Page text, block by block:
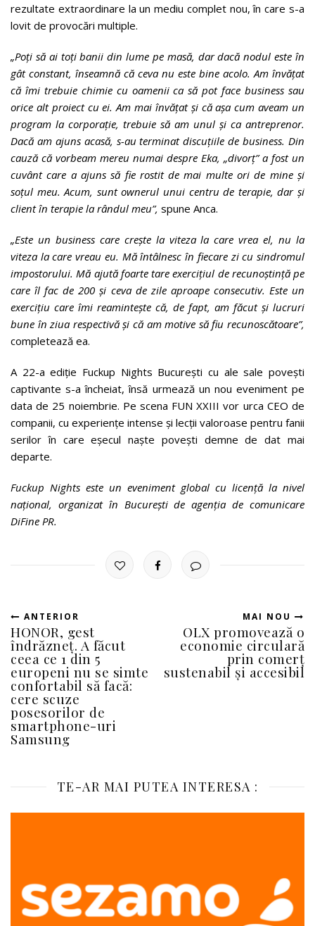
rezultate extraordinare la un mediu complet nou, în care s-a
lovit de provocări multiple.
„Poți să ai toți banii din lume pe masă, dar dacă nodul este în
gât constant, înseamnă că ceva nu este bine acolo. Am învățat
că îmi trebuie chimie cu oamenii ca să pot face business sau
orice alt proiect cu ei. Am mai învățat și că așa cum aveam un
program la corporație, trebuie să am unul și ca antreprenor.
Dacă am ajuns acasă, s-au terminat discuțiile de business. Din
cauză că vorbeam mereu numai despre Eka, „divorț” a fost un
cuvânt care a ajuns să fie rostit de mai multe ori de mine și
soțul meu. Acum, sunt ownerul unui centru de terapie, dar și
client în terapie la rândul meu”, spune Anca.
„Este un business care crește la viteza la care vrea el, nu la
viteza la care vreau eu. Mă întâlnesc în fiecare zi cu sindromul
impostorului. Mă ajută foarte tare exercițiul de recunoștință pe
care îl fac de 200 și ceva de zile aproape consecutiv. Este un
exercițiu care îmi reamintește că, de fapt, am făcut și lucruri
bune în ziua respectivă și că am motive să fiu recunoscătoare”,
completează ea.
A 22-a ediție Fuckup Nights București cu ale sale povești
captivante s-a încheiat, însă urmează un nou eveniment pe
data de 25 noiembrie. Pe scena FUN XXIII vor urca CEO de
companii, cu experiențe intense și lecții valoroase pentru fanii
serilor în care eșecul naște povești demne de dat mai
departe.
Fuckup Nights este un eveniment global cu licență la nivel
național, organizat în București de agenția de comunicare
DiFine PR.
ANTERIOR
HONOR, gest
îndrăzneț. A făcut
ceea ce 1 din 5
europeni nu se simte
confortabil să facă:
cere scuze
posesorilor de
smartphone-uri
Samsung
MAI NOU
OLX promovează o
economie circulară
prin comerț
sustenabil și accesibil
TE-AR MAI PUTEA INTERESA :